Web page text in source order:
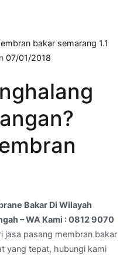
bakar semarang 1.1
07/01/2018
Bakar Di Wilayah
– WA Kami : 0812 9070
jasa pasang membran bakar
yang tepat, hubungi kami